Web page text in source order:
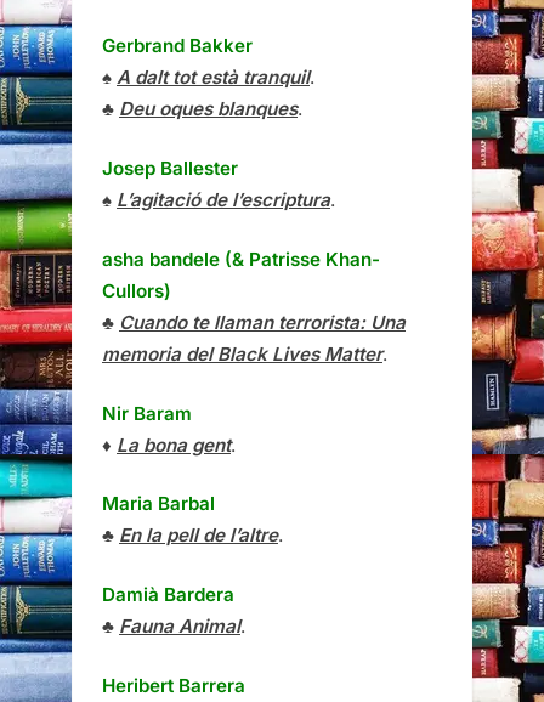
Gerbrand Bakker
♠ A dalt tot està tranquil.
♣ Deu oques blanques.
Josep Ballester
♠ L’agitació de l’escriptura.
asha bandele (& Patrisse Khan-
Cullors)
♣ Cuando te llaman terrorista: Una
memoria del Black Lives Matter.
Nir Baram
♦ La bona gent.
Maria Barbal
♣ En la pell de l’altre.
Damià Bardera
♣ Fauna Animal.
Heribert Barrera